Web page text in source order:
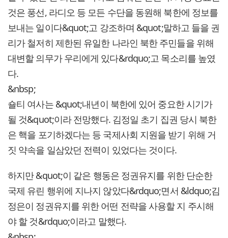
것은 풍선, 라디오 등 모든 수단을 동원해 북한에 정보를
보내는 일이다&quot;고 강조하며 &quot;말하고 들을 권
리가 철저히 제한된 유일한 나라인 북한 주민들을 위해
대변할 의무가 우리에게 있다&rdquo;고 목소리를 높였
다.
&nbsp;
숄티 여사는 &quot;내년이 북한에 있어 중요한 시기가
될 것&quot;이라 전망했다. 김정일 초기 집권 당시 북한
은 핵을 포기하겠다는 등 국제사회 지원을 받기 위해 거
짓 약속을 일삼았던 전력이 있었다는 것이다.
하지만 &quot;이 같은 행동은 정권유지를 위한 단순한
국제 유린 행위에 지나지 않았다&rdquo;면서 &ldquo;김
정은이 정권유지를 위한 어떤 전략을 사용할 지 주시해
야 할 것&rdquo;이라고 말했다.